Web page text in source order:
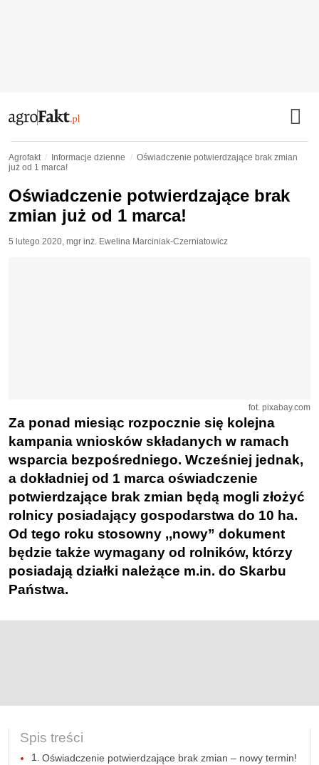
Agrofakt Informacje dzienne
Oświadczenie potwierdzające brak zmian
już od 1 marca!
Oświadczenie potwierdzające brak
zmian już od 1 marca!
5 lutego 2020, mgr inż. Ewelina Marciniak-Czerniatowicz
fot. pixabay.com
Za ponad miesiąc rozpocznie się kolejna
kampania wniosków składanych w ramach
wsparcia bezpośredniego. Wcześniej jednak,
a dokładniej od 1 marca oświadczenie
potwierdzające brak zmian będą mogli złożyć
rolnicy posiadający gospodarstwa do 10 ha.
Od tego roku stosowny ,,nowy” dokument
będzie także wymagany od rolników, którzy
posiadają działki należące m.in. do Skarbu
Państwa.
Spis treści
Oświadczenie potwierdzające brak zmian – nowy termin!